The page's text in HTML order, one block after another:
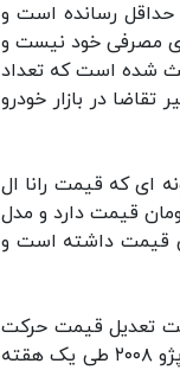
حداقل رسانده است و
مصرفی خود نیست و
شده است که تعداد
در بازار خودرو
تجربه می کنند به گونه ای که قیمت رانا ال
کاهش یافته است و این خودرو در حال حاضر ۱۶۰ میلیون تومان قیمت دارد و مدل
یک هفته اخیر ۲ میلیون تومان کاهش قیمت داشته است و
تعدیل قیمت حرکت
می کند قیمت ها در بازار خودروهای مونتاژی همچنان بالا و رو به افزایش است به گونه ای که قیمت پژو ۲۰۰۸ طی یک هقته